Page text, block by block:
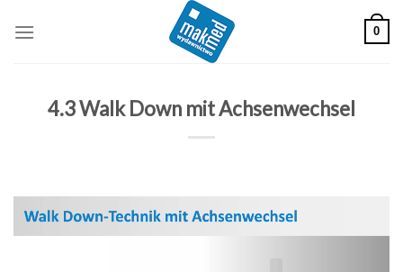
0
4.3 Walk Down mit Achsenwechsel
Odtwarzacz